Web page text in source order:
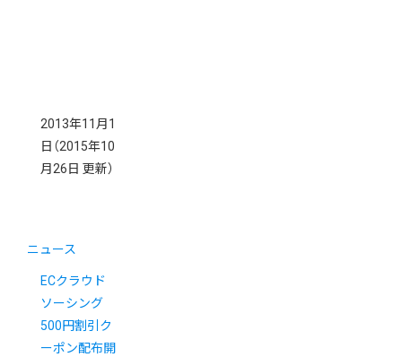
2013年11月1
日 （2015年10
月26日 更新）
ニュース
ECクラウド
ソーシング
500円割引ク
ーポン配布開